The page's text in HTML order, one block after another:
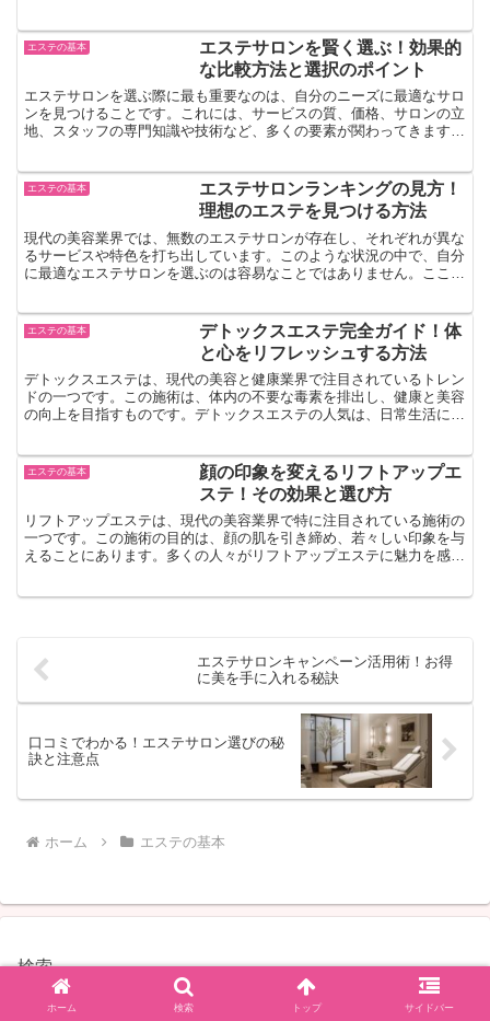
こで、口コミが重要な役割を果たしま
す。口コミは、実際の顧客体験...
エステの基本
エステサロンを賢く選ぶ！効果的
な比較方法と選択のポイント
エステサロンを選ぶ際に最も重要なのは、自分のニーズに最適なサロ
ンを見つけることです。これには、サービスの質、価格、サロンの立
地、スタッフの専門知識や技術など、多くの要素が関わってきます。
エステの基本
エステサロンランキングの見方！
理想のエステを見つける方法
現代の美容業界では、無数のエステサロンが存在し、それぞれが異な
るサービスや特色を打ち出しています。このような状況の中で、自分
に最適なエステサロンを選ぶのは容易なことではありません。ここ
エステの基本
デトックスエステ完全ガイド！体
と心をリフレッシュする方法
デトックスエステは、現代の美容と健康業界で注目されているトレン
ドの一つです。この施術は、体内の不要な毒素を排出し、健康と美容
の向上を目指すものです。デトックスエステの人気は、日常生活にお
エステの基本
顔の印象を変えるリフトアップエ
ステ！その効果と選び方
リフトアップエステは、現代の美容業界で特に注目されている施術の
一つです。この施術の目的は、顔の肌を引き締め、若々しい印象を与
えることにあります。多くの人々がリフトアップエステに魅力を感じ
エステサロンキャンペーン活用術！お得
に美を手に入れる秘訣
口コミでわかる！エステサロン選びの秘
訣と注意点
ホーム エステの基本
検索
検索
ホーム 検索 トップ サイドバー